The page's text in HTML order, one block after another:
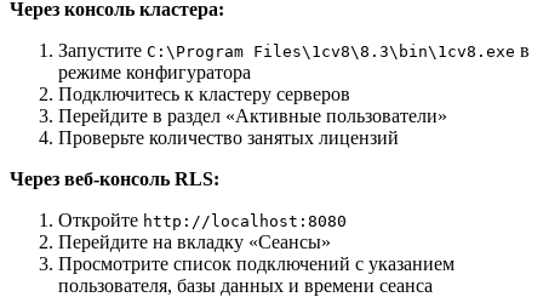
Через консоль кластера:
Запустите C:\Program Files\1cv8\8.3\bin\1cv8.exe в
режиме конфигуратора
Подключитесь к кластеру серверов
Перейдите в раздел «Активные пользователи»
Проверьте количество занятых лицензий
Через веб-консоль RLS:
Откройте http://localhost:8080
Перейдите на вкладку «Сеансы»
Просмотрите список подключений с указанием
пользователя, базы данных и времени сеанса